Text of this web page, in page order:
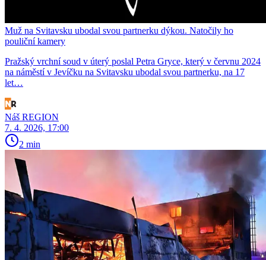
Muž na Svitavsku ubodal svou partnerku dýkou. Natočily ho
pouliční kamery
Pražský vrchní soud v úterý poslal Petra Gryce, který v červnu 2024
na náměstí v Jevíčku na Svitavsku ubodal svou partnerku, na 17
let…
Náš REGION
7. 4. 2026, 17:00
2 min